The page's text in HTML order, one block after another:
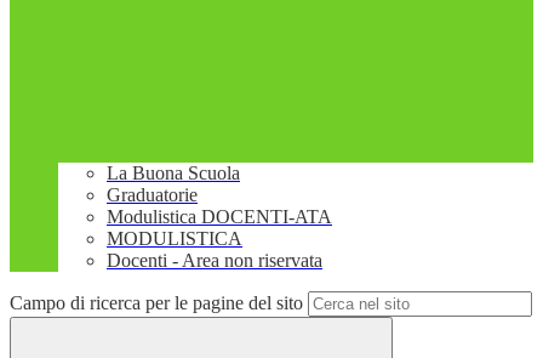
La Buona Scuola
Graduatorie
Modulistica DOCENTI-ATA
MODULISTICA
Docenti - Area non riservata
Campo di ricerca per le pagine del sito